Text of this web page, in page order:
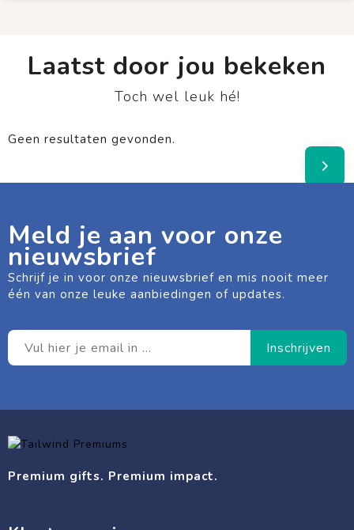
Laatst door jou bekeken
Toch wel leuk hé!
Geen resultaten gevonden.
Meld je aan voor onze
nieuwsbrief
Schrijf je in voor onze nieuwsbrief en mis nooit meer
één van onze leuke aanbiedingen of updates.
Premium gifts. Premium impact.